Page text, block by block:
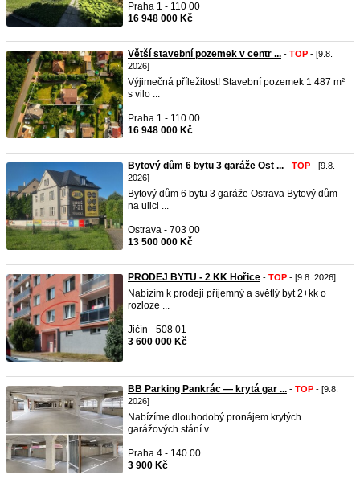
Praha 1 - 110 00
16 948 000 Kč
Větší stavební pozemek v centr ... - TOP - [9.8.
2026]
Výjimečná příležitost! Stavební pozemek 1 487 m²
s vilo ...
Praha 1 - 110 00
16 948 000 Kč
Bytový dům 6 bytu 3 garáže Ost ... - TOP - [9.8.
2026]
Bytový dům 6 bytu 3 garáže Ostrava Bytový dům
na ulici ...
Ostrava - 703 00
13 500 000 Kč
PRODEJ BYTU - 2 KK Hořice - TOP - [9.8. 2026]
Nabízím k prodeji příjemný a světlý byt 2+kk o
rozloze ...
Jičín - 508 01
3 600 000 Kč
BB Parking Pankrác — krytá gar ... - TOP - [9.8.
2026]
Nabízíme dlouhodobý pronájem krytých
garážových stání v ...
Praha 4 - 140 00
3 900 Kč